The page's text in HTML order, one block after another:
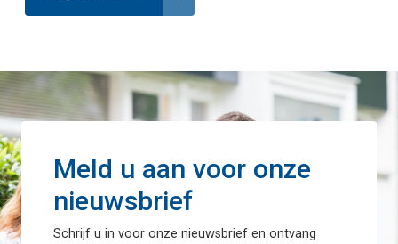
Meld u aan voor onze
nieuwsbrief
Schrijf u in voor onze nieuwsbrief en ontvang